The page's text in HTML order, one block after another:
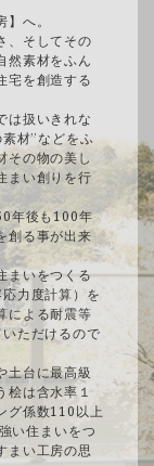
へ。
、そしてその
然素材をふん
宅を創造する
は扱いきれな
材”などをふ
その物の美し
まい創りを行
年後も100年
創る事が出来
まいをつくる
力度計算）を
による耐震等
ただけるので
土台に最高級
桧は含水率１
グ係数110以上
い住まいをつ
まい工房の思